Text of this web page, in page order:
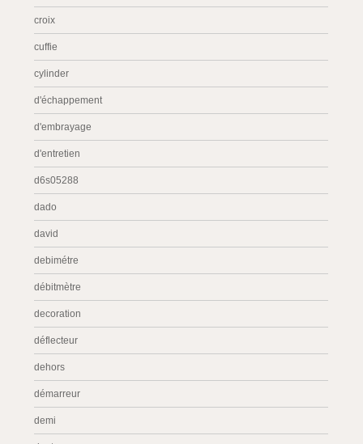
croix
cuffie
cylinder
d'échappement
d'embrayage
d'entretien
d6s05288
dado
david
debimétre
débitmètre
decoration
déflecteur
dehors
démarreur
demi